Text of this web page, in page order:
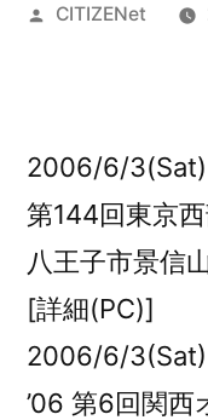
投
CITIZENet
2006/6/
第144回東京
八王子市景信
[詳細(PC)]
2006/6/
’06 第6回関